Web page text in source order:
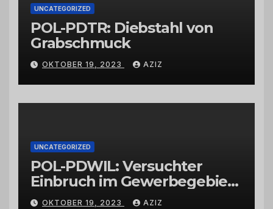
UNCATEGORIZED
POL-PDTR: Diebstahl von
Grabschmuck
OKTOBER 19, 2023 AZIZ
UNCATEGORIZED
POL-PDWIL: Versuchter
Einbruch im Gewerbegebiet
Wittlich
OKTOBER 19, 2023 AZIZ